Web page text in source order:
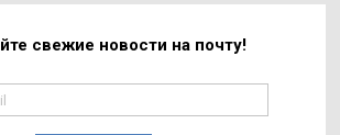
свежие новости на почту!